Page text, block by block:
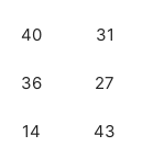
40 31
36 27
14 43